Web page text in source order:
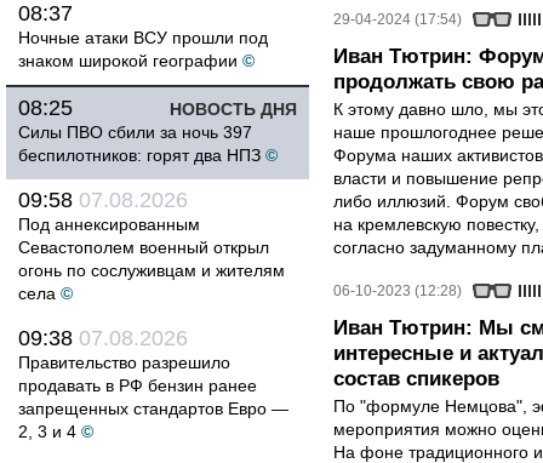
08:37
Ночные атаки ВСУ прошли под
знаком широкой географии ©
НОВОСТЬ ДНЯ
08:25
Силы ПВО сбили за ночь 397
беспилотников: горят два НПЗ ©
09:58 07.08.2026
Под аннексированным
Севастополем военный открыл
огонь по сослуживцам и жителям
села ©
09:38 07.08.2026
Правительство разрешило
продавать в РФ бензин ранее
запрещенных стандартов Евро —
2, 3 и 4 ©
29-04-2024 (17:54)
Иван Тютрин:
продолжать свою
К этому давно шло, мы
наше прошлогоднее
Форума наших
власти и повышение
либо иллюзий. Форум
на кремлевскую
согласно задуманному
06-10-2023 (12:28)
Иван Тютрин: Мы
интересные и
состав спикеров
По "формуле Немцова",
мероприятия можно
На фоне традиционного